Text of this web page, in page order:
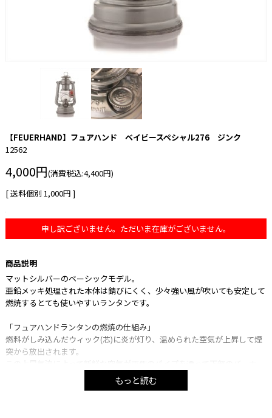
【FEUERHAND】フュアハンド ベイビースペシャル276 ジンク
12562
4,000円(消費税込:4,400円)
[ 送料個別 1,000円 ]
申し訳ございません。ただいま在庫がございません。
商品説明
マットシルバーのベーシックモデル。
亜鉛メッキ処理された本体は錆びにくく、少々強い風が吹いても安定して
燃焼するとても使いやすいランタンです。
「フュアハンドランタンの燃焼の仕組み」
燃料がしみ込んだウィック(芯)に炎が灯り、温められた空気が上昇して煙
突から放出されます。
に送り込まれ燃焼を促進させるしくみです。
もっと読む